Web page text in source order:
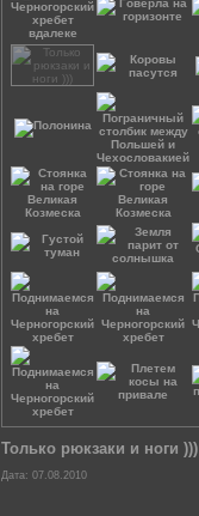
Только рюкзаки и ноги )))
Дата: 07.08.2010